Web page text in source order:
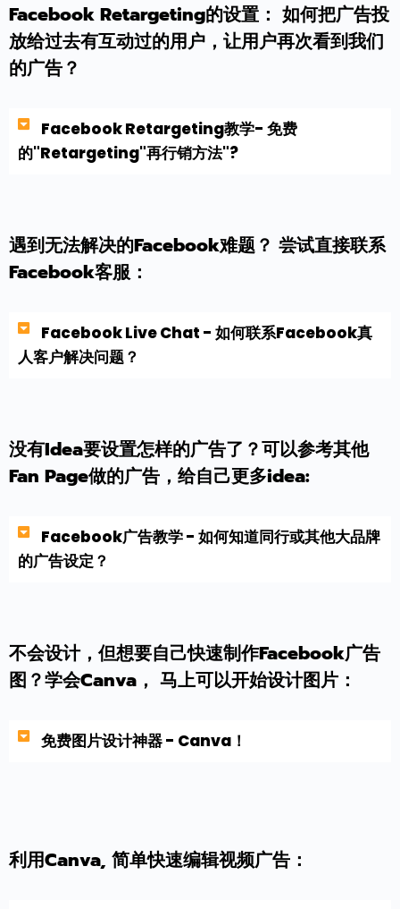
Facebook Retargeting的设置： 如何把广告投
放给过去有互动过的用户，让用户再次看到我们
的广告？
Facebook Retargeting教学- 免费
的"Retargeting"再行销方法"?
遇到无法解决的Facebook难题？ 尝试直接联系
Facebook客服：
Facebook Live Chat - 如何联系Facebook真
人客户解决问题？
没有Idea要设置怎样的广告了？可以参考其他
Fan Page做的广告，给自己更多idea:
Facebook广告教学 - 如何知道同行或其他大品牌
的广告设定？
不会设计，但想要自己快速制作Facebook广告
图？学会Canva， 马上可以开始设计图片：
免费图片设计神器 - Canva！
利用Canva, 简单快速编辑视频广告：